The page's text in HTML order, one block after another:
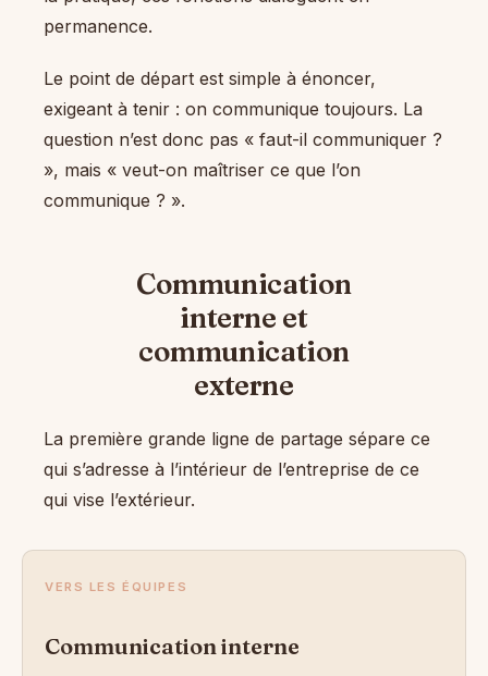
permanence.
Le point de départ est simple à énoncer,
exigeant à tenir : on communique toujours. La
question n’est donc pas « faut-il communiquer ?
», mais « veut-on maîtriser ce que l’on
communique ? ».
Communication
interne et
communication
externe
La première grande ligne de partage sépare ce
qui s’adresse à l’intérieur de l’entreprise de ce
qui vise l’extérieur.
VERS LES ÉQUIPES
Communication interne